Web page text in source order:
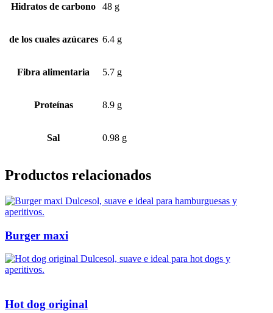
Hidratos de carbono 48 g
de los cuales azúcares 6.4 g
Fibra alimentaria 5.7 g
Proteínas 8.9 g
Sal 0.98 g
Productos relacionados
Burger maxi
Hot dog original